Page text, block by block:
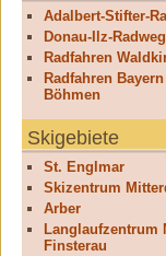
Adalbert-Stifter-
Donau-Ilz-Radweg
Radfahren
Radfahren
Böhmen
Skigebiete
St. Englmar
Skizentrum
Arber
Langlaufzentrum
Finsterau